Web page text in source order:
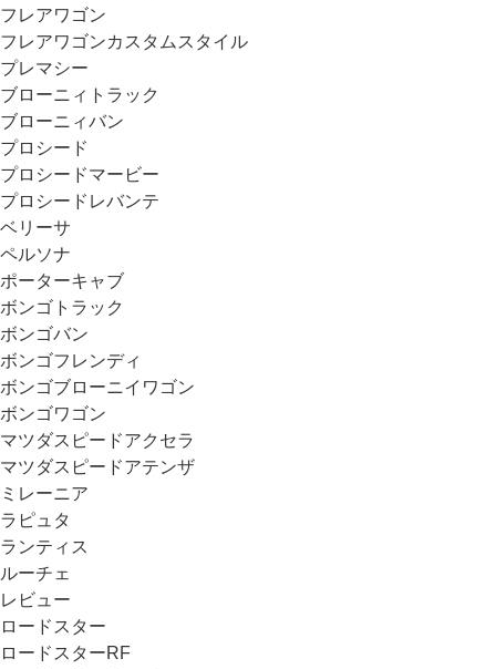
フレアワゴン
フレアワゴンカスタムスタイル
プレマシー
ブローニィトラック
ブローニィバン
プロシード
プロシードマービー
プロシードレバンテ
ベリーサ
ペルソナ
ポーターキャブ
ボンゴトラック
ボンゴバン
ボンゴフレンディ
ボンゴブローニイワゴン
ボンゴワゴン
マツダスピードアクセラ
マツダスピードアテンザ
ミレーニア
ラピュタ
ランティス
ルーチェ
レビュー
ロードスター
ロードスターRF